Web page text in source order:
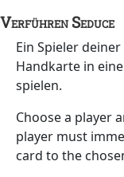
Verführen Seduce
Ein Spieler
Handkarte in
spielen.
Choose a player
player must
card to the